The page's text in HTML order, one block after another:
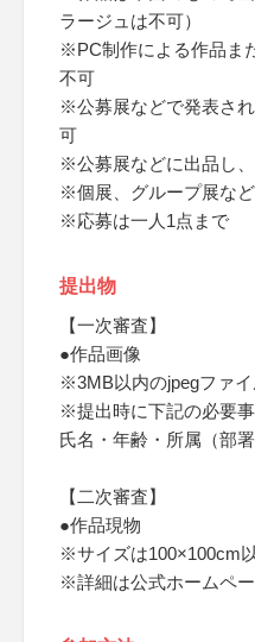
ラージュは不可）
※PC制作による作品ま
不可
※公募展などで発表さ
可
※公募展などに出品し
※個展、グループ展な
※応募は一人1点まで
提出物
【一次審査】
●作品画像
※3MB以内のjpegファ
※提出時に下記の必要
氏名・年齢・所属（部署
【二次審査】
●作品現物
※サイズは100×100cm
※詳細は公式ホームペ